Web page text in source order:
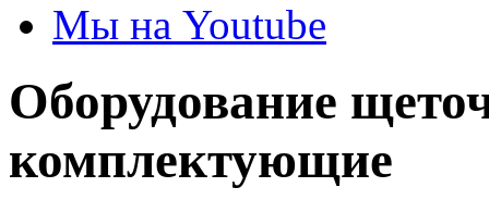
Мы на Youtube
Оборудование
комплектующие